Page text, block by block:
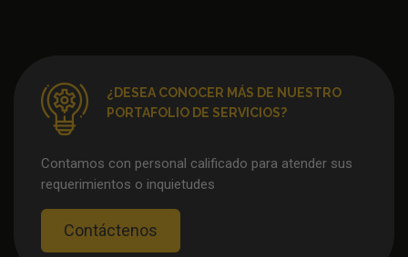
¿DESEA CONOCER MÁS DE NUESTRO
PORTAFOLIO DE SERVICIOS?
Contamos con personal calificado para atender sus
requerimientos o inquietudes
Contáctenos